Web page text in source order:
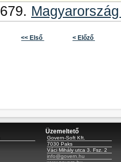
679.
<< Első < Előző
Üzemeltető
Govern-Soft Kft.
7030 Paks
Váci Mihály utca 3. Fsz. 2
info@govern.hu